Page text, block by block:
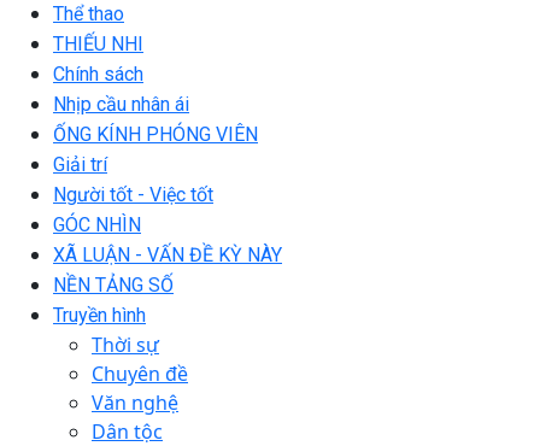
Thể thao
THIẾU NHI
Chính sách
Nhịp cầu nhân ái
ỐNG KÍNH PHÓNG VIÊN
Giải trí
Người tốt - Việc tốt
GÓC NHÌN
XÃ LUẬN - VẤN ĐỀ KỲ NÀY
NỀN TẢNG SỐ
Truyền hình
Thời sự
Chuyên đề
Văn nghệ
Dân tộc